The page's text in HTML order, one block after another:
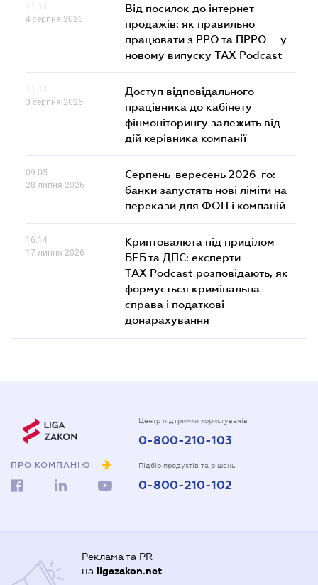
11.11
4 серпня 2026
Від посилок до інтернет-
продажів: як правильно
працювати з РРО та ПРРО – у
новому випуску TAX Podcast
11.11
3 серпня 2026
Доступ відповідального
працівника до кабінету
фінмоніторингу залежить від
дій керівника компанії
09.05
28 липня 2026
Серпень-вересень 2026-го:
банки запустять нові ліміти на
перекази для ФОП і компаній
16.14
17 липня 2026
Криптовалюта під прицілом
БЕБ та ДПС: експерти
TAX Podcast розповідають, як
формується кримінальна
справа і податкові
донарахування
ПРО КОМПАНІЮ
Центр підтримки користувачів
0-800-210-103
Підбір продуктів та рішень
0-800-210-102
Реклама та PR
на ligazakon.net